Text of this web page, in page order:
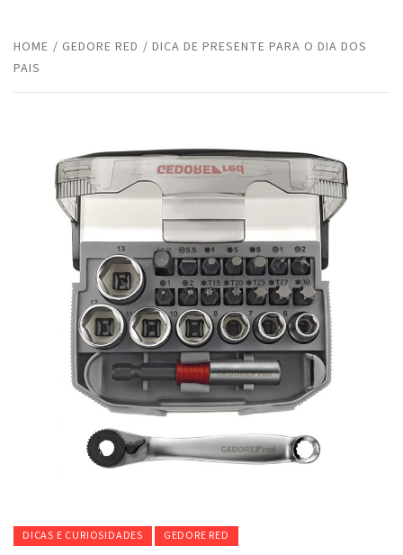
HOME GEDORE RED
DICA DE PRESENTE PARA O DIA DOS
PAIS
DICAS E CURIOSIDADES GEDORE RED